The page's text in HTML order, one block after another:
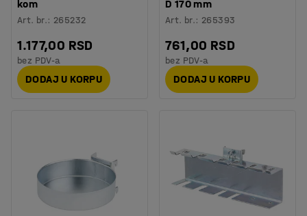
kom
Art. br.: 265232
1.177,00 RSD
bez PDV-a
DODAJ U KORPU
D 170 mm
Art. br.: 265393
761,00 RSD
bez PDV-a
DODAJ U KORPU